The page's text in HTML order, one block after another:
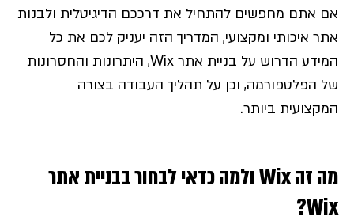
אם אתם מחפשים להתחיל את דרככם הדיגיטלית ולבנות
אתר איכותי ומקצועי, המדריך הזה יעניק לכם את כל
המידע הדרוש על בניית אתר Wix, היתרונות והחסרונות
של הפלטפורמה, וכן על תהליך העבודה בצורה
המקצועית ביותר.
מה זה Wix ולמה כדאי לבחור בבניית אתר
Wix?